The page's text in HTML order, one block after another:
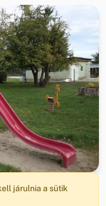
járulnia a sütik